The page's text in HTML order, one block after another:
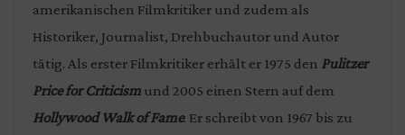
amerikanischen Filmkritiker und zudem als
Historiker, Journalist, Drehbuchautor und Autor
tätig. Als erster Filmkritiker erhält er 1975 den Pulitzer
Price for Criticism und 2005 einen Stern auf dem
Hollywood Walk of Fame. Er schreibt von 1967 bis zu